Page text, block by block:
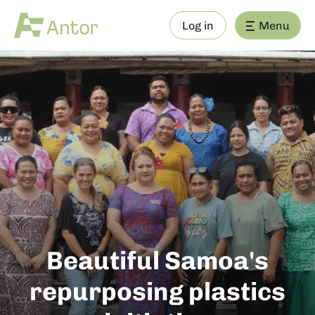
Log in Menu
Beautiful Samoa's
repurposing plastics